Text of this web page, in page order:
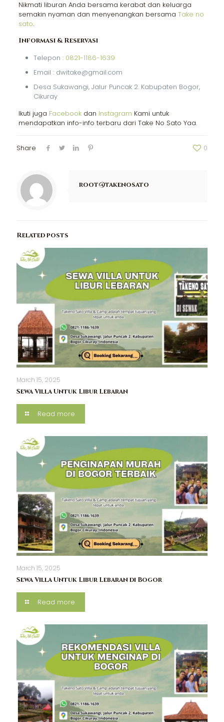
Nikmati liburan Anda bersama kerabat dan keluarga
semakin nyaman dan menyenangkan bersama Take no
sato.
Informasi & Reservasi
Telepon : 0821-1186-1639
Email : dwitake@gmail.com
Desa Sukawangi, Jalur Puncak 2. Kabupaten Bogor,
Cikuray
Ikuti juga Facebookdan Instagram Kami untuk
mendapatkan info-info terbaru dari Take No Sato Yaa.
Share 0
root@takenosato
Related posts
March 15, 2025
Sewa Villa Untuk Libur Lebaran
Read more
March 15, 2025
Sewa Villa Untuk Libur Lebaran di Bogor
Read more